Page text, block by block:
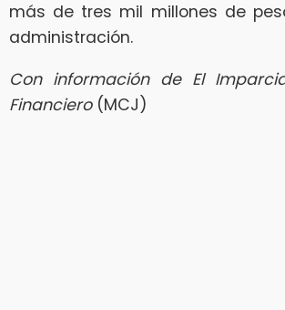
más de tres mil millones de
administración.
Con información de El
Financiero (MCJ)